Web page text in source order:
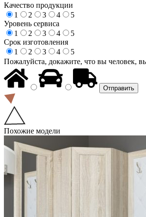
Качество продукции
1
2 3 4
5
Уровень сервиса
1
2 3 4
5
Срок изготовления
1
2 3 4
5
Пожалуйста, докажите, что вы человек,
Похожие модели